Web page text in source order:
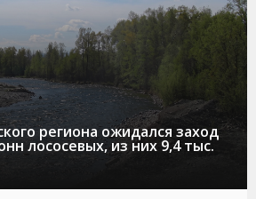
региона ожидался заход
лососевых, из них 9,4 тыс.